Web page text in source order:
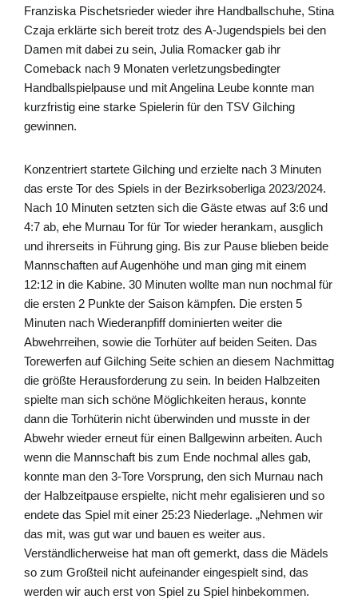
Franziska Pischetsrieder wieder ihre Handballschuhe, Stina
Czaja erklärte sich bereit trotz des A-Jugendspiels bei den
Damen mit dabei zu sein, Julia Romacker gab ihr
Comeback nach 9 Monaten verletzungsbedingter
Handballspielpause und mit Angelina Leube konnte man
kurzfristig eine starke Spielerin für den TSV Gilching
gewinnen.
Konzentriert startete Gilching und erzielte nach 3 Minuten
das erste Tor des Spiels in der Bezirksoberliga 2023/2024.
Nach 10 Minuten setzten sich die Gäste etwas auf 3:6 und
4:7 ab, ehe Murnau Tor für Tor wieder herankam, ausglich
und ihrerseits in Führung ging. Bis zur Pause blieben beide
Mannschaften auf Augenhöhe und man ging mit einem
12:12 in die Kabine. 30 Minuten wollte man nun nochmal für
die ersten 2 Punkte der Saison kämpfen. Die ersten 5
Minuten nach Wiederanpfiff dominierten weiter die
Abwehrreihen, sowie die Torhüter auf beiden Seiten. Das
Torewerfen auf Gilching Seite schien an diesem Nachmittag
die größte Herausforderung zu sein. In beiden Halbzeiten
spielte man sich schöne Möglichkeiten heraus, konnte
dann die Torhüterin nicht überwinden und musste in der
Abwehr wieder erneut für einen Ballgewinn arbeiten. Auch
wenn die Mannschaft bis zum Ende nochmal alles gab,
konnte man den 3-Tore Vorsprung, den sich Murnau nach
der Halbzeitpause erspielte, nicht mehr egalisieren und so
endete das Spiel mit einer 25:23 Niederlage. „Nehmen wir
das mit, was gut war und bauen es weiter aus.
Verständlicherweise hat man oft gemerkt, dass die Mädels
so zum Großteil nicht aufeinander eingespielt sind, das
werden wir auch erst von Spiel zu Spiel hinbekommen.